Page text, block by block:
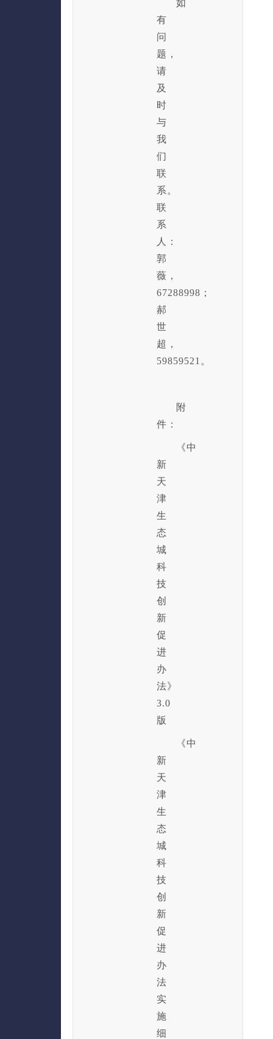
如
有
问
题，
请
及
时
与
我
们
联
系。
联
系
人：
郭
薇，
67288998；
郝
世
超，
59859521。
附
件：
《中
新
天
津
生
态
城
科
技
创
新
促
进
办
法》
3.0
版
《中
新
天
津
生
态
城
科
技
创
新
促
进
办
法
实
施
细